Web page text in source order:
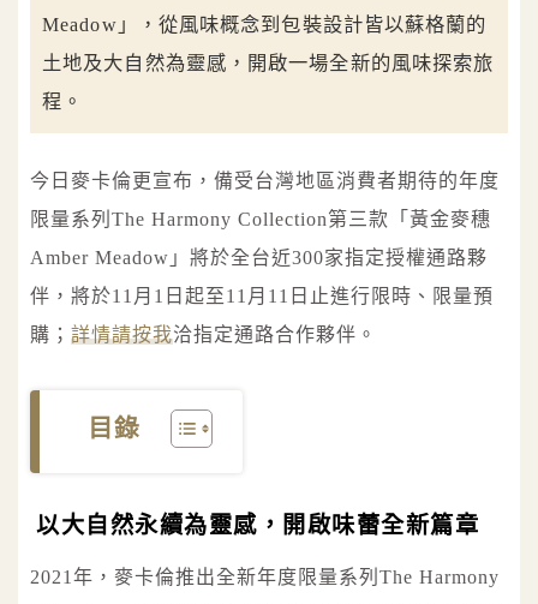
Meadow」，從風味概念到包裝設計皆以蘇格蘭的
土地及大自然為靈感，開啟一場全新的風味探索旅
程。
今日麥卡倫更宣布，備受台灣地區消費者期待的年度
限量系列The Harmony Collection第三款「黃金麥穗
Amber Meadow」將於全台近300家指定授權通路夥
伴，將於11月1日起至11月11日止進行限時、限量預
購； 詳情請按我洽指定通路合作夥伴。
目錄
以大自然永續為靈感，開啟味蕾全新篇章
2021年，麥卡倫推出全新年度限量系列The Harmony